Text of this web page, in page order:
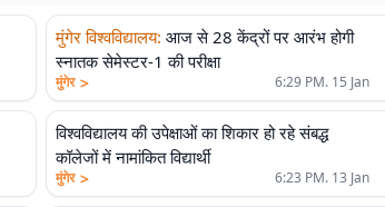
मुंगेर विश्वविद्यालय: आज से 28 केंद्रों पर आरंभ होगी
स्नातक सेमेस्टर-1 की परीक्षा
मुंगेर > 6:29 PM. 15 Jan
विश्वविद्यालय की उपेक्षाओं का शिकार हो रहे संबद्ध
कॉलेजों में नामांकित विद्यार्थी
मुंगेर > 6:23 PM. 13 Jan